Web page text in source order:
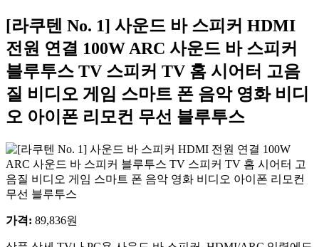
[라쿠텐 No. 1] 사운드 바 스피커 HDMI
전원 연결 100W ARC 사운드 바 스피커
블루투스 TV 스피커 TV 홈 시어터 고음
질 비디오 게임 스마트 폰 음악 영화 비디
오 아이폰 리모컨 무선 블루투스
가격: 89,836원